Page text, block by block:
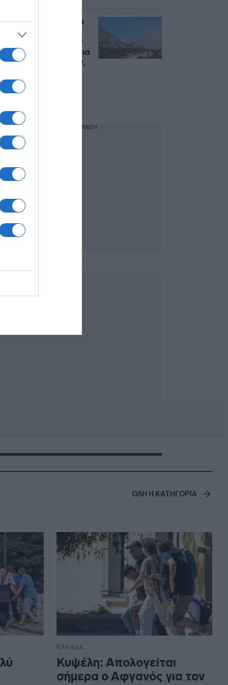
Νέα φωτιά
στον Ασώματο –
Μπαράζ μηνυμάτων
112 με εντολές για
εκκενώσεις οικισμών,
πολιτών στην
ΔΙΑΦΗΜΙΣΗ
ΟΛΗ Η ΚΑΤΗΓΟΡΙΑ
ΕΛΛΑΔΑ
Κυψέλη: Απολογείται
σήμερα ο Αφγανός για τον